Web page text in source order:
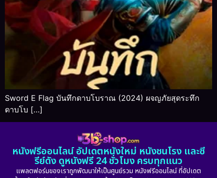
Sword E Flag บันทึกดาบโบราณ (2024) ผจญภัยสุดระทึก
ดาบโบ […]
หนังฟรีออนไลน์ อัปเดตหนังใหม่ หนังชนโรง และซี
รีย์ดัง ดูหนังฟรี 24 ชั่วโมง ครบทุกแนว
แพลตฟอร์มของเราถูกพัฒนาให้เป็นศูนย์รวม หนังฟรีออนไลน์ ที่อัปเดต